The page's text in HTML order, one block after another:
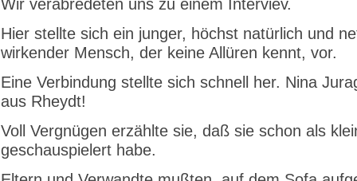
Hier stellte sich ein junger, höchst natürlich und
wirkender Mensch, der keine Allüren kennt, vor.
Eine Verbindung stellte sich schnell her. Nina
aus Rheydt!
Voll Vergnügen erzählte sie, daß sie schon als
geschauspielert habe.